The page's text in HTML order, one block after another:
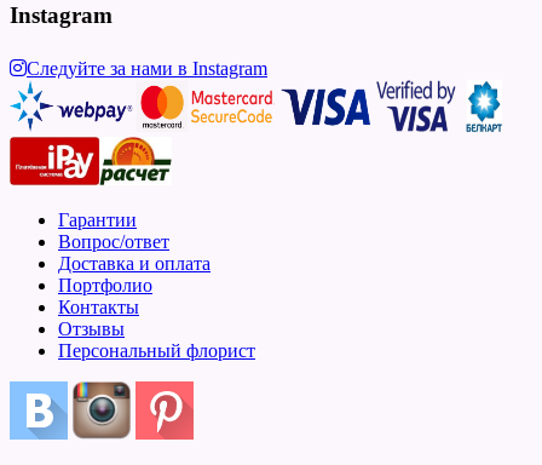
Instagram
Следуйте за нами в Instagram
Гарантии
Вопрос/ответ
Доставка и оплата
Портфолио
Контакты
Отзывы
Персональный флорист